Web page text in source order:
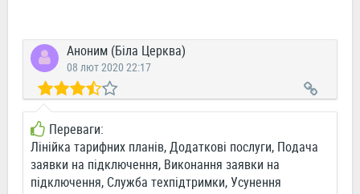
Аноним (Біла Церква)
08 лют 2020 22:17
Переваги:
Лінійка тарифних планів, Додаткові послуги, Подача
заявки на підключення, Виконання заявки на
підключення, Служба техпідтримки, Усунення